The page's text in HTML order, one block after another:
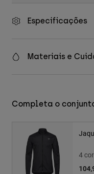
Especificações
Materiais e
Completa o
4